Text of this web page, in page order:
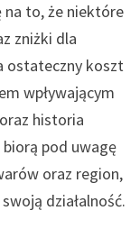
to, że niektóre
zniżki dla
ostateczny koszt
wpływającym
historia
pod uwagę
oraz region,
działalność.